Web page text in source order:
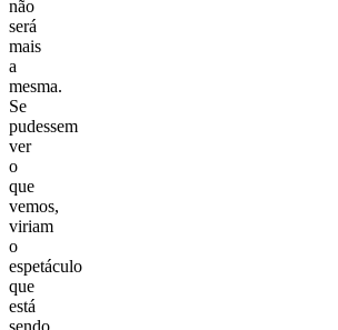
não
será
mais
a
mesma.
Se
pudessem
ver
o
que
vemos,
viriam
o
espetáculo
que
está
sendo